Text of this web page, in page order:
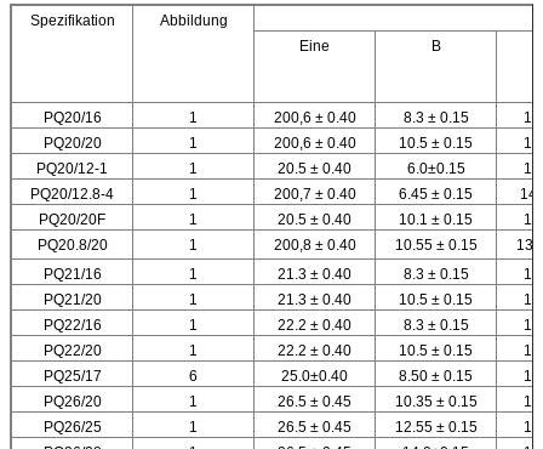
Spezifikation
Abbildung
Eine
B
PQ20/16 1 200,6 ± 0.40 8.3 ± 0.15
PQ20/20
1 200,6 ± 0.40 10.5 ± 0.15
PQ20/12-1
1 20.5 ± 0.40 6.0±0.15
PQ20/12.8-4
1 200,7 ± 0.40 6.45 ± 0.15
PQ20/20F
1 20.5 ± 0.40 10.1 ± 0.15
PQ20.8/20
1 200,8 ± 0.40 10.55 ± 0.15
PQ21/16
1 21.3 ± 0.40 8.3 ± 0.15
PQ21/20
1 21.3 ± 0.40 10.5 ± 0.15
PQ22/16
1 22.2 ± 0.40 8.3 ± 0.15
PQ22/20
1 22.2 ± 0.40 10.5 ± 0.15
PQ25/17
6 25.0±0.40 8.50 ± 0.15
PQ26/20
1 26.5 ± 0.45 10.35 ± 0.15
PQ26/25
1 26.5 ± 0.45 12.55 ± 0.15